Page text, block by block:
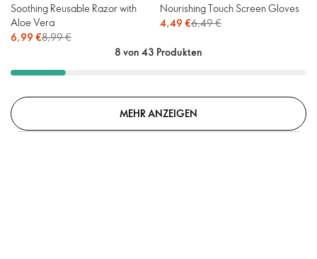
Soothing Reusable Razor with
Aloe Vera
6,99 €8,99 €
Nourishing Touch Screen Gloves
4,49 €6,49 €
8 von 43 Produkten
MEHR ANZEIGEN